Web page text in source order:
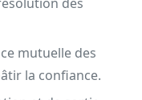
mutuelle des
la confiance.